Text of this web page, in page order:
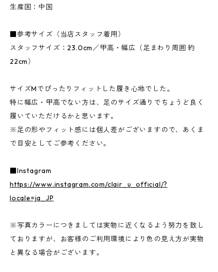
生産国：中国
■参考サイズ（当店スタッフ着用）
スタッフサイズ：23.0cm／甲高・幅広（足まわり周囲 約
22cm）
サイズMでぴったりフィットした履き心地でした。
特に幅広・甲高でない方は、足のサイズ通りでちょうど良く
履いていただけるかと思います。
※足の形やフィット感には個人差がございますので、あくま
で目安としてご参考ください。
■Instagram
https://www.instagram.com/clair_u_official/?
locale=ja_JP
※写真カラーにつきましては実物に近くなるよう努力を致し
ておりますが、お客様のご利用環境により色の見え方が実物
と異なる場合がございます。